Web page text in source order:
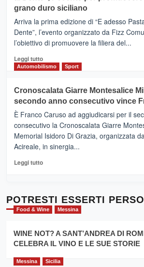
di
SICILIA
(Ct)
–
Il
Borgo
Gusto,
il
tra
sapori
vicoli
medievali
grano duro siciliano
Arriva la prima edizione di “E adesso
Dente”, l’evento organizzato da Fizz
l’obiettivo di promuovere la filiera del...
Leggi tuttoLeggi
di
Mondello
(Palermo)
–
“E
adesso
Pasta
–
Sicilia
l’
evento
per
la
filiera
grano
Automobilismo Sport
Cronoscalata Giarre Montesalice
secondo anno consecutivo vince
È Franco Caruso ad aggiudicarsi per il
consecutivo la Cronoscalata Giarre
Memorial Isidoro Di Grazia, organizzata
Acireale, in sinergia...
Leggi tuttoLeggi
Cronoscalata
Giarre
Montesalice
per
il
anno
POTRESTI ESSERTI PERSO
Food & Wine Messina
WINE NOT? A SANT’ANDREA DI
CELEBRA IL VINO E LE SUE STORIE
Messina Sicilia